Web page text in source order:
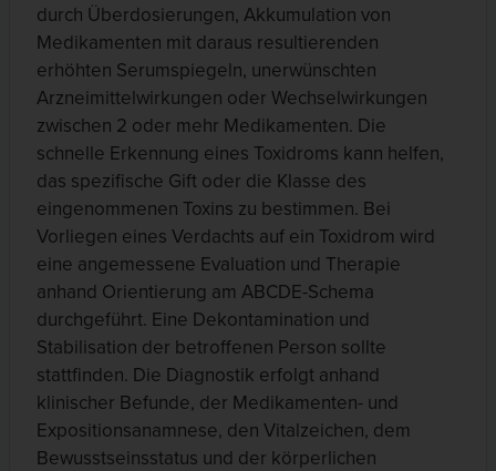
durch Überdosierungen, Akkumulation von
Medikamenten mit daraus resultierenden
erhöhten Serumspiegeln, unerwünschten
Arzneimittelwirkungen oder Wechselwirkungen
zwischen 2 oder mehr Medikamenten. Die
schnelle Erkennung eines Toxidroms kann helfen,
das spezifische Gift oder die Klasse des
eingenommenen Toxins zu bestimmen. Bei
Vorliegen eines Verdachts auf ein Toxidrom wird
eine angemessene Evaluation und Therapie
anhand Orientierung am ABCDE-Schema
durchgeführt. Eine Dekontamination und
Stabilisation der betroffenen Person sollte
stattfinden. Die Diagnostik erfolgt anhand
klinischer Befunde, der Medikamenten- und
Expositionsanamnese, den Vitalzeichen, dem
Bewusstseinsstatus und der körperlichen